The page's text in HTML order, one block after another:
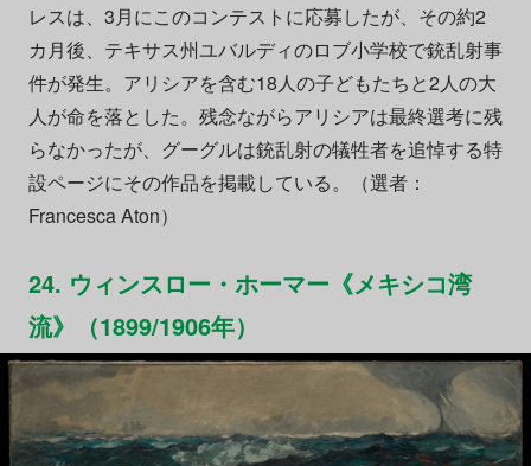
レスは、3月にこのコンテストに応募したが、その約2
カ月後、テキサス州ユバルディのロブ小学校で銃乱射事
件が発生。アリシアを含む18人の子どもたちと2人の大
人が命を落とした。残念ながらアリシアは最終選考に残
らなかったが、グーグルは銃乱射の犠牲者を追悼する特
設ページにその作品を掲載している。（選者：
Francesca Aton）
24. ウィンスロー・ホーマー《メキシコ湾
流》（1899/1906年）